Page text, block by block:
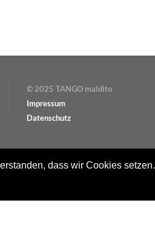
dass wir Cookies setzen.
© 2025 TANGO maldito
Impressum
Datenschutz